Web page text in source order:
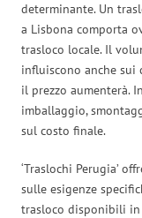
determinante. Un
a Lisbona comporta
trasloco locale. Il
influiscono anche
il prezzo aumenterà.
imballaggio,
sul costo finale.
‘Traslochi Perugia’
sulle esigenze
trasloco disponibili in